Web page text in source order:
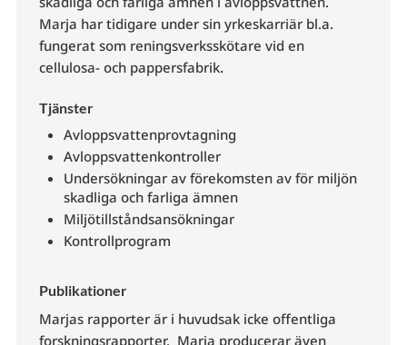
Marja har tidigare under sin yrkeskarriär bl.a.
fungerat som reningsverksskötare vid en
cellulosa- och pappersfabrik.
Tjänster
Avloppsvattenprovtagning
Avloppsvattenkontroller
Undersökningar av förekomsten av för miljön
skadliga och farliga ämnen
Miljötillståndsansökningar
Kontrollprogram
Publikationer
Marjas rapporter är i huvudsak icke offentliga
forskningsrapporter. Marja producerar även